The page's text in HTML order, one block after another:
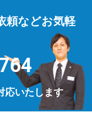
頼などお気軽
応いたします